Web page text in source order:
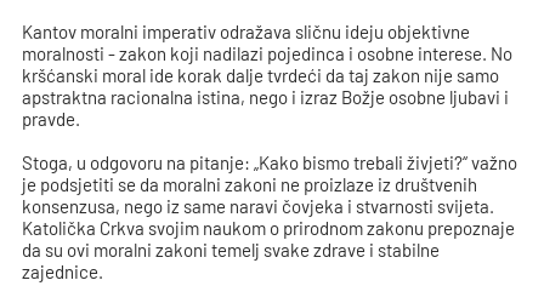
Kantov moralni imperativ odražava sličnu ideju objektivne
moralnosti - zakon koji nadilazi pojedinca i osobne interese. No
kršćanski moral ide korak dalje tvrdeći da taj zakon nije samo
apstraktna racionalna istina, nego i izraz Božje osobne ljubavi i
pravde.
Stoga, u odgovoru na pitanje: „Kako bismo trebali živjeti?“ važno
je podsjetiti se da moralni zakoni ne proizlaze iz društvenih
konsenzusa, nego iz same naravi čovjeka i stvarnosti svijeta.
Katolička Crkva svojim naukom o prirodnom zakonu prepoznaje
da su ovi moralni zakoni temelj svake zdrave i stabilne
zajednice.